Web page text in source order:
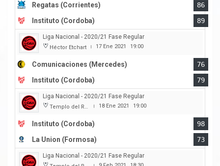
Regatas (Corrientes)
86
Instituto (Cordoba)
89
Liga Nacional - 2020/21 Fase Regular
Héctor Etchart | 17 Ene 2021 19:00
Comunicaciones (Mercedes)
76
Instituto (Cordoba)
79
Liga Nacional - 2020/21 Fase Regular
Templo del Rock | 18 Ene 2021 19:00
Instituto (Cordoba)
98
La Union (Formosa)
73
Liga Nacional - 2020/21 Fase Regular